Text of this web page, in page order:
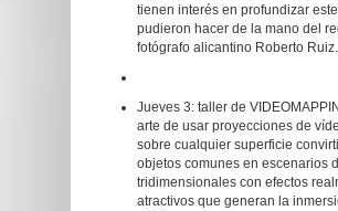
tienen interés en profundizar
pudieron hacer de la mano del
fotógrafo alicantino Roberto Ruiz.
Jueves 3: taller de
arte de usar proyecciones de
sobre cualquier superficie
objetos comunes en escenarios
tridimensionales con efectos
atractivos que generan la